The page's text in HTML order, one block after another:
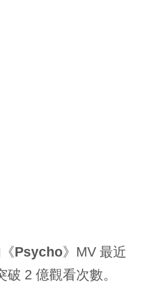
Psycho》MV 最近
2 億觀看次數。